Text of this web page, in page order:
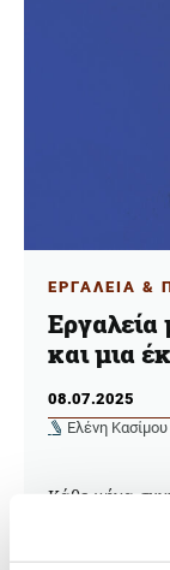
ΕΡΓΑΛΕΙΑ &
και μια
08.07.2025
Ελένη Κασίμου
Κάθε μήνα
ιδέες για